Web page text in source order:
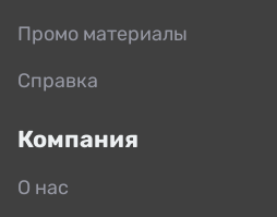
Промо материалы
Справка
Компания
О нас